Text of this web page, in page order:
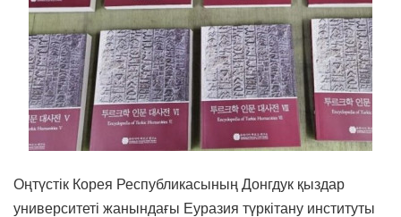
Оңтүстік Корея Республикасының Донгдук қыздар
университеті жанындағы Еуразия түркітану институты